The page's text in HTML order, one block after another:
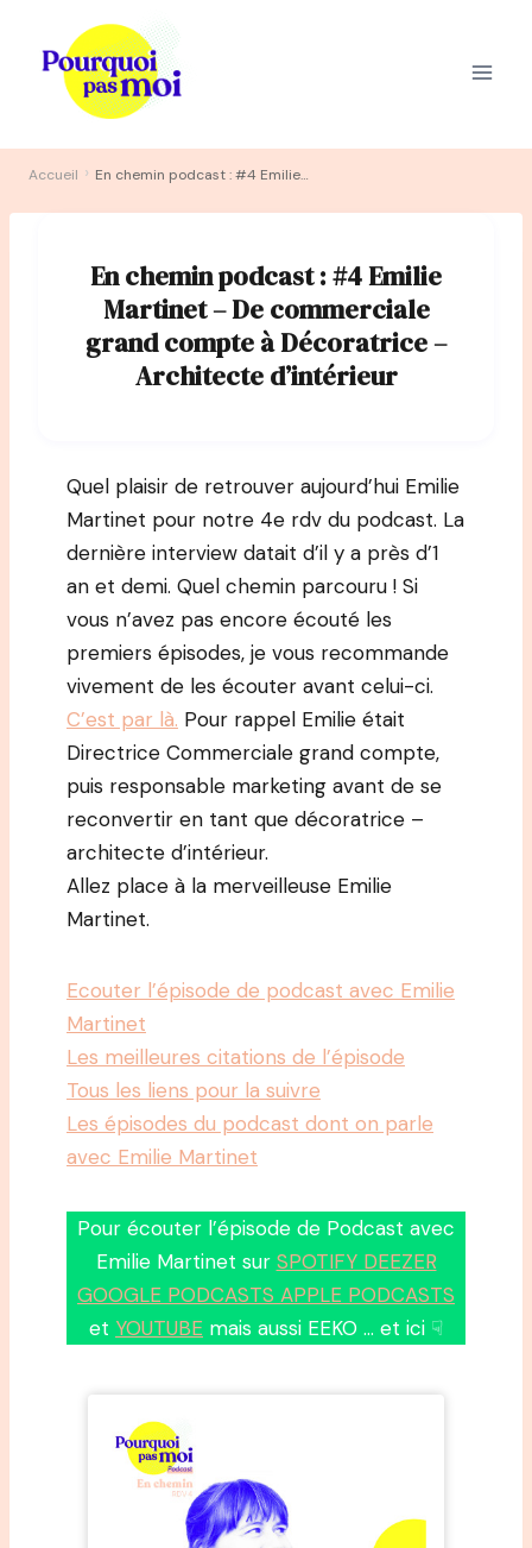
contenu
Accueil › En chemin podcast : #4 Emilie Martinet – De commerciale grand compte à Décoratrice – Architecte d’intérieur
En chemin podcast : #4 Emilie
Martinet – De commerciale
grand compte à Décoratrice –
Architecte d’intérieur
Quel plaisir de retrouver aujourd’hui Emilie
Martinet pour notre 4e rdv du podcast. La
dernière interview datait d’il y a près d’1
an et demi. Quel chemin parcouru ! Si
vous n’avez pas encore écouté les
premiers épisodes, je vous recommande
vivement de les écouter avant celui-ci.
C’est par là. Pour rappel Emilie était
Directrice Commerciale grand compte,
puis responsable marketing avant de se
reconvertir en tant que décoratrice –
architecte d’intérieur.
Allez place à la merveilleuse Emilie
Martinet.
Ecouter l’épisode de podcast avec Emilie
Martinet
Les meilleures citations de l’épisode
Tous les liens pour la suivre
Les épisodes du podcast dont on parle
avec Emilie Martinet
Pour écouter l’épisode de Podcast avec
Emilie Martinet sur SPOTIFY DEEZER
GOOGLE PODCASTS APPLE PODCASTS
et YOUTUBE mais aussi EEKO … et ici ☟